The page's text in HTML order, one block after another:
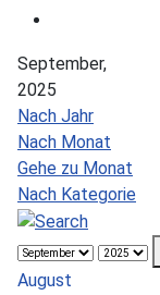
September,
2025
Nach Jahr
Nach Monat
Gehe zu Monat
Nach Kategorie
August